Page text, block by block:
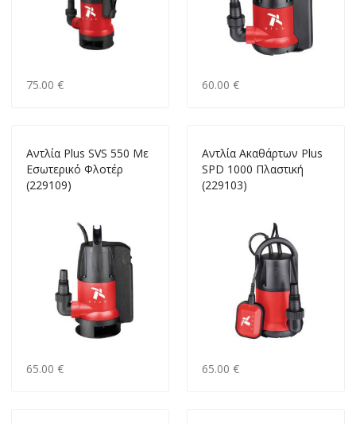
75.00 € 60.00 €
Αντλία Plus SVS 550 Με
Εσωτερικό Φλοτέρ
(229109)
65.00 €
Αντλία Ακαθάρτων Plus
SPD 1000 Πλαστική
(229103)
65.00 €